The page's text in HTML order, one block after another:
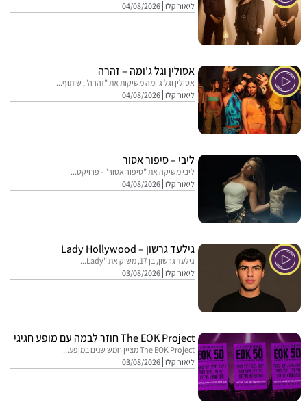
ליאור קלו 04/08/2026
אסולין וגל ג'ומה – זהרה
אסולין וגל ג'ומה משיקות את "זהרה", שיתוף...
ליאור קלו 04/08/2026
ליבי – סיפור אסור
ליבי משיקה את "סיפור אסור" - פרויקט...
ליאור קלו 04/08/2026
גילעד גרשון – Lady Hollywood
גילעד גרשון, בן 17, משיק את "Lady...
ליאור קלו 03/08/2026
The EOK Project חוזר לבמה עם מופע חגיגי
The EOK Project מציין חמש שנים במופע...
ליאור קלו 03/08/2026